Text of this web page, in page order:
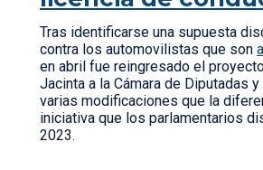
Tras identificarse una supuesta
contra los automovilistas que son
en abril fue reingresado el
Jacinta a la Cámara de Diputadas
varias modificaciones que la
iniciativa que los parlamentarios
2023.